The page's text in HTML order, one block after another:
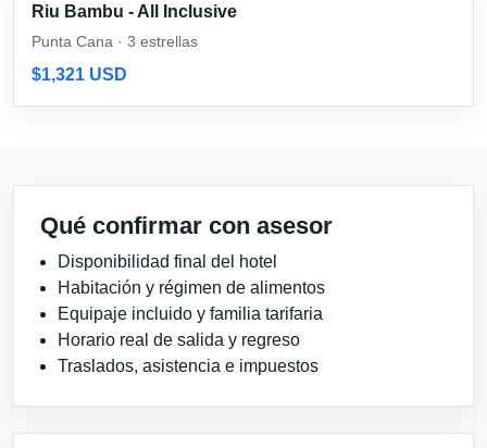
Riu Bambu - All Inclusive
Punta Cana · 3 estrellas
$1,321 USD
Qué confirmar con asesor
Disponibilidad final del hotel
Habitación y régimen de alimentos
Equipaje incluido y familia tarifaria
Horario real de salida y regreso
Traslados, asistencia e impuestos